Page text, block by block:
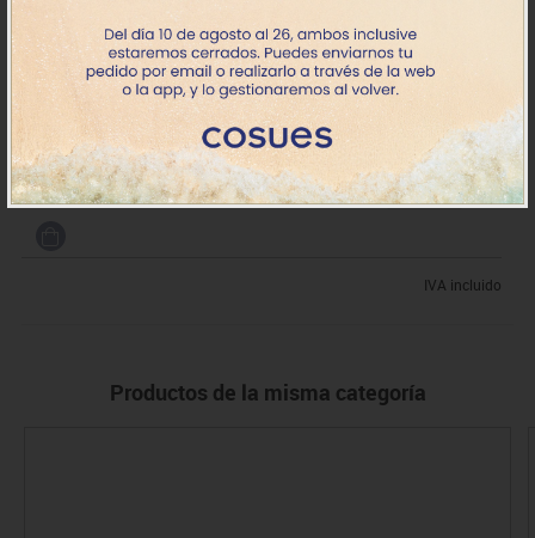
76827
Pieza embellecedora union 2 paneles
esquina
+7 días
76828
Soporte para barandilla
+7 días
18.79€
IVA incluido
Productos de la misma categoría